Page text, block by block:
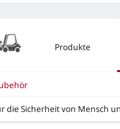
Produkte
die Sicherheit von Mensch